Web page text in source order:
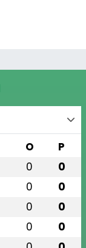
O P
0 0
0 0
0 0
0 0